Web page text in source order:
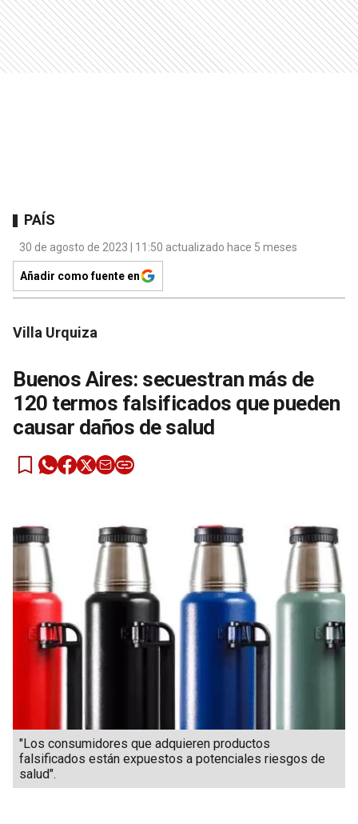
PAÍS
30 de agosto de 2023 | 11:50 actualizado hace 5 meses
Añadir como fuente en
Villa Urquiza
Buenos Aires: secuestran más de
120 termos falsificados que pueden
causar daños de salud
"Los consumidores que adquieren productos
falsificados están expuestos a potenciales riesgos de
salud".